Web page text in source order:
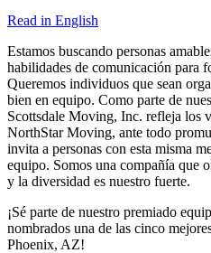
Read in English
Estamos buscando personas
habilidades de comunicación para
Queremos individuos que sean
bien en equipo. Como parte de
Scottsdale Moving, Inc. refleja los
NorthStar Moving, ante todo
invita a personas con esta misma
equipo. Somos una compañía que
y la diversidad es nuestro fuerte.
¡Sé parte de nuestro premiado
nombrados una de las cinco
Phoenix, AZ!